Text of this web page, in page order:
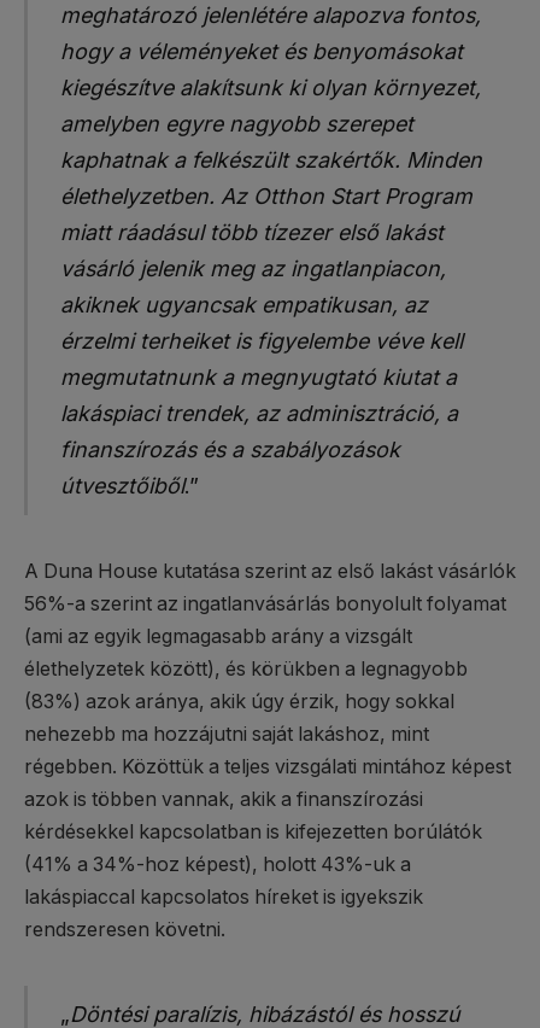
meghatározó jelenlétére alapozva fontos,
hogy a véleményeket és benyomásokat
kiegészítve alakítsunk ki olyan környezet,
amelyben egyre nagyobb szerepet
kaphatnak a felkészült szakértők. Minden
élethelyzetben. Az Otthon Start Program
miatt ráadásul több tízezer első lakást
vásárló jelenik meg az ingatlanpiacon,
akiknek ugyancsak empatikusan, az
érzelmi terheiket is figyelembe véve kell
megmutatnunk a megnyugtató kiutat a
lakáspiaci trendek, az adminisztráció, a
finanszírozás és a szabályozások
útvesztőiből.”
A Duna House kutatása szerint az első lakást vásárlók
56%-a szerint az ingatlanvásárlás bonyolult folyamat
(ami az egyik legmagasabb arány a vizsgált
élethelyzetek között), és körükben a legnagyobb
(83%) azok aránya, akik úgy érzik, hogy sokkal
nehezebb ma hozzájutni saját lakáshoz, mint
régebben. Közöttük a teljes vizsgálati mintához képest
azok is többen vannak, akik a finanszírozási
kérdésekkel kapcsolatban is kifejezetten borúlátók
(41% a 34%-hoz képest), holott 43%-uk a
lakáspiaccal kapcsolatos híreket is igyekszik
rendszeresen követni.
„Döntési paralízis, hibázástól és hosszú